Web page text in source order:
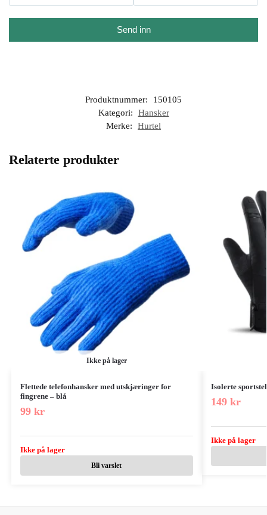
Send inn
Produktnummer:
150105
Kategori:
Hansker
Merke:
Hurtel
Relaterte produkter
Ikke på lager
Flettede telefonhansker med utskjæringer for
fingrene – blå
99 kr
Ikke på lager
Bli varslet
Isolerte
149 kr
Ikke på lager